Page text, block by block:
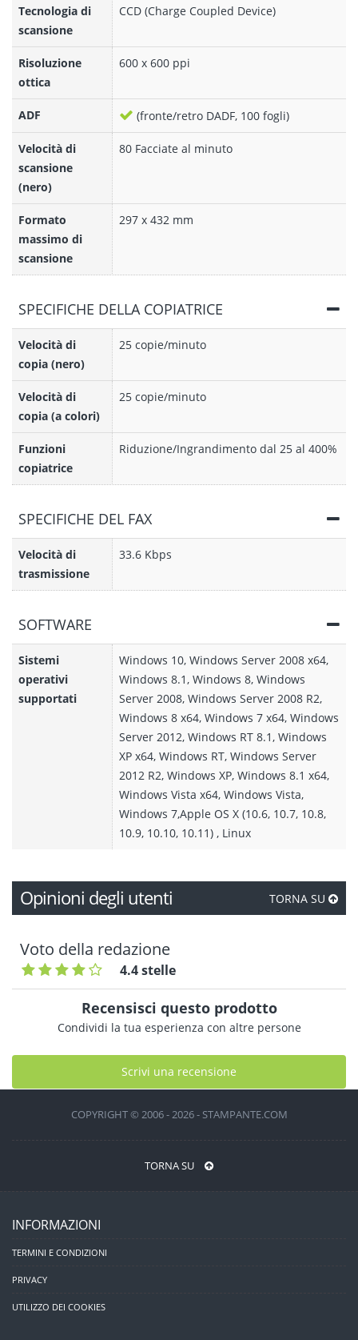
Tecnologia di
scansione
CCD (Charge Coupled Device)
Risoluzione
ottica
600 x 600 ppi
ADF (fronte/retro DADF, 100 fogli)
Velocità di
scansione
(nero)
80 Facciate al minuto
Formato
massimo di
scansione
297 x 432 mm
SPECIFICHE DELLA COPIATRICE
Velocità di
copia (nero)
25 copie/minuto
Velocità di
copia (a colori)
25 copie/minuto
Funzioni
copiatrice
Riduzione/Ingrandimento dal 25 al 400%
SPECIFICHE DEL FAX
Velocità di
trasmissione
33.6 Kbps
SOFTWARE
Sistemi
operativi
supportati
Windows 10, Windows Server 2008 x64,
Windows 8.1, Windows 8, Windows
Server 2008, Windows Server 2008 R2,
Windows 8 x64, Windows 7 x64, Windows
Server 2012, Windows RT 8.1, Windows
XP x64, Windows RT, Windows Server
2012 R2, Windows XP, Windows 8.1 x64,
Windows Vista x64, Windows Vista,
Windows 7,Apple OS X (10.6, 10.7, 10.8,
10.9, 10.10, 10.11) , Linux
Opinioni degli utenti TORNA SU
Voto della redazione
4.4 stelle
Recensisci questo prodotto
Condividi la tua esperienza con altre persone
Scrivi una recensione
COPYRIGHT © 2006 - 2026 - STAMPANTE.COM
TORNA SU
INFORMAZIONI
TERMINI E CONDIZIONI
PRIVACY
UTILIZZO DEI COOKIES